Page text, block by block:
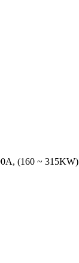
(160 ~ 315KW)